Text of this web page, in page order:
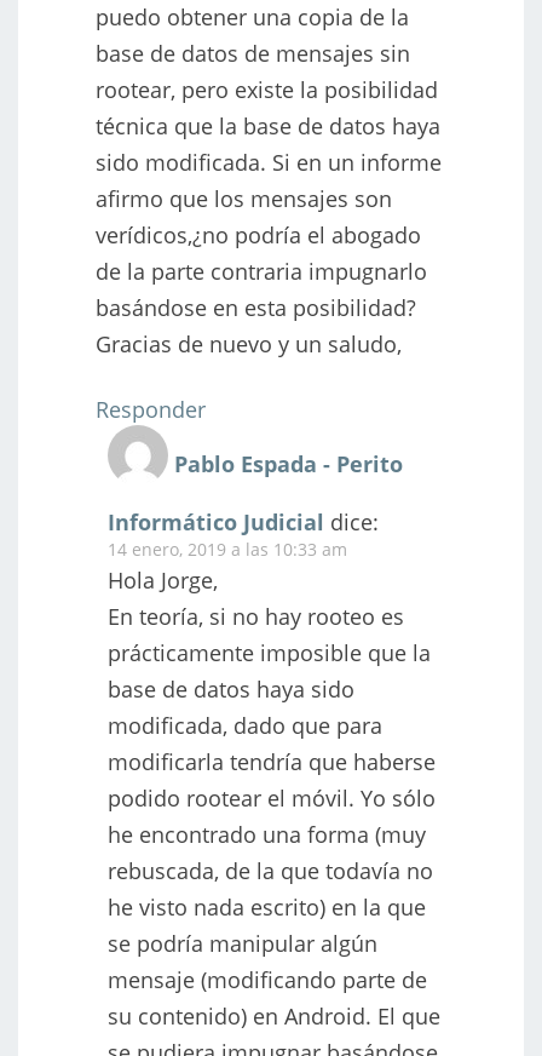
puedo obtener una copia de la
base de datos de mensajes sin
rootear, pero existe la posibilidad
técnica que la base de datos haya
sido modificada. Si en un informe
afirmo que los mensajes son
verídicos,¿no podría el abogado
de la parte contraria impugnarlo
basándose en esta posibilidad?
Gracias de nuevo y un saludo,
Responder
Pablo Espada - Perito
Informático Judicial dice:
14 enero, 2019 a las 10:33 am
Hola Jorge,
En teoría, si no hay rooteo es
prácticamente imposible que la
base de datos haya sido
modificada, dado que para
modificarla tendría que haberse
podido rootear el móvil. Yo sólo
he encontrado una forma (muy
rebuscada, de la que todavía no
he visto nada escrito) en la que
se podría manipular algún
mensaje (modificando parte de
su contenido) en Android. El que